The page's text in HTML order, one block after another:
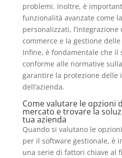
problemi. Inoltre, è
funzionalità avanzate come
personalizzati,
commerce e la gestione
Infine, è fondamentale che il
conforme alle normative
garantire la protezione delle
dell’azienda.
Come valutare le opzioni
mercato e trovare la
tua azienda
Quando si valutano le
per il software gestionale, è
una serie di fattori chiave al